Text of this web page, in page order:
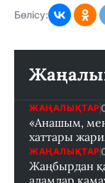
Бөлісу:
ЖАҢАЛЫҚТАР
«Анашым,
хаттары
ЖАҢАЛЫҚТАР
Жаңбырдан